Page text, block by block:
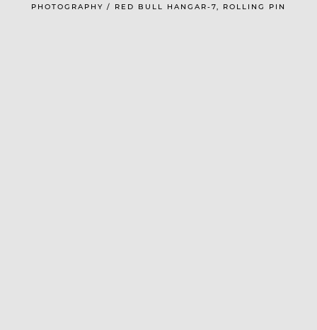
PHOTOGRAPHY / RED BULL HANGAR-7, ROLLING PIN